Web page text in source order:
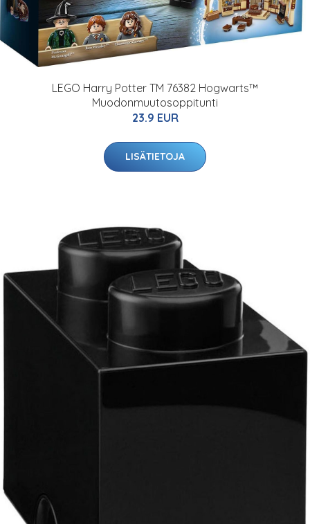
LEGO Harry Potter TM 76382 Hogwarts™
Muodonmuutosoppitunti
23.9 EUR
LISÄTIETOJA